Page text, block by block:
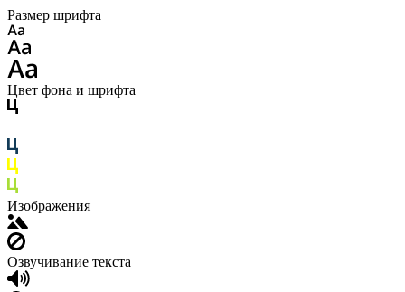
Размер шрифта
Цвет фона и шрифта
Изображения
Озвучивание текста